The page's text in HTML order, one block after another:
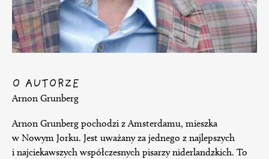
O AUTORZE
Arnon Grunberg
Arnon Grunberg pochodzi z Amsterdamu, mieszka
w Nowym Jorku. Jest uważany za jednego z najlepszych
i najciekawszych współczesnych pisarzy niderlandzkich. To